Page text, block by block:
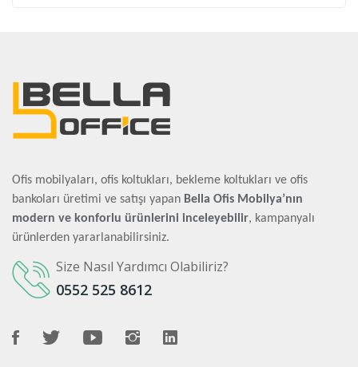
Ofis mobilyaları, ofis koltukları, bekleme koltukları ve ofis
bankoları üretimi ve satışı yapan Bella Ofis Mobilya’nın
modern ve konforlu ürünlerini inceleyebilir, kampanyalı
ürünlerden yararlanabilirsiniz.
Size Nasıl Yardımcı Olabiliriz?
0552 525 8612